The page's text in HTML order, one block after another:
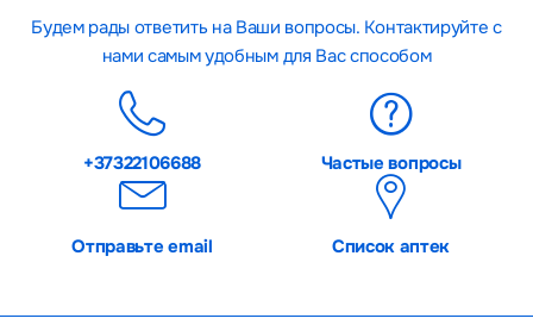
Будем рады ответить на Ваши вопросы. Контактируйте с
нами самым удобным для Вас способом
+37322106688 Частые вопросы
Отправьте email Список аптек